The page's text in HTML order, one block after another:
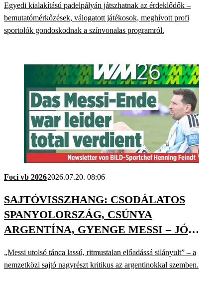
Egyedi kialakítású padelpályán játszhatnak az érdeklődők –
bemutatómérkőzések, válogatott játékosok, meghívott profi
sportolók gondoskodnak a színvonalas programról.
Foci vb 20262026.07.20. 08:06
SAJTÓVISSZHANG: CSODÁLATOS
SPANYOLORSZÁG, CSÚNYA
ARGENTÍNA, GYENGE MESSI – JÓ
HULIGÁNOKNAK!
„Messi utolsó tánca lassú, ritmustalan előadássá silányult” – a
nemzetközi sajtó nagyrészt kritikus az argentinokkal szemben.